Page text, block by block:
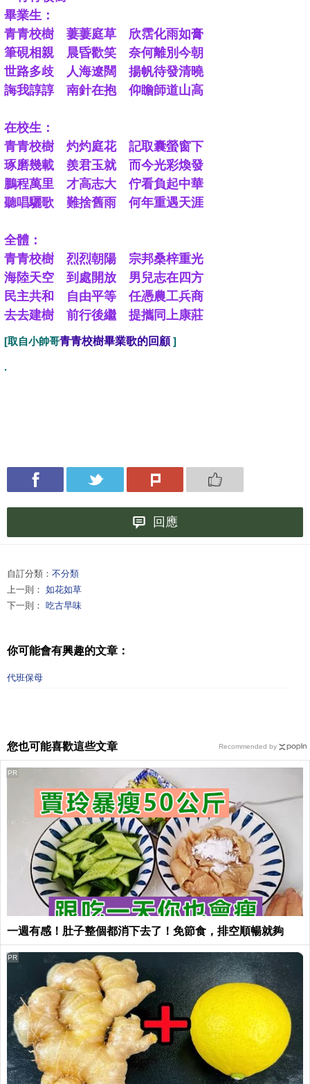
畢業生：
青青校樹 萋萋庭草 欣霑化雨如膏
筆硯相親 晨昏歡笑 奈何離別今朝
世路多歧 人海遼闊 揚帆待發清曉
誨我諄諄 南針在抱 仰瞻師道山高
在校生：
青青校樹 灼灼庭花 記取囊螢窗下
琢磨幾載 羨君玉就 而今光彩煥發
鵬程萬里 才高志大 佇看負起中華
聽唱驪歌 難捨舊雨 何年重遇天涯
全體：
青青校樹 烈烈朝陽 宗邦桑梓重光
海陸天空 到處開放 男兒志在四方
民主共和 自由平等 任憑農工兵商
去去建樹 前行後繼 提攜同上康莊
[取自小帥哥青青校樹畢業歌的回顧 ]
.
回應
自訂分類： 不分類
上一則： 如花如草
下一則： 吃古早味
你可能會有興趣的文章：
代班保母
您也可能喜歡這些文章
一週有感！肚子整個都消下去了！免節食，排空順暢就夠
PR
PR
Recommended by